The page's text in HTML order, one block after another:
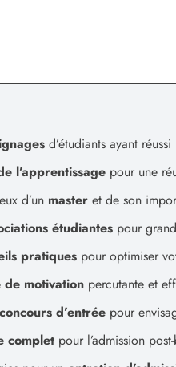
d’étudiants ayant
l’apprentissage pour une
d’un master et de son
étudiantes pour
pratiques pour optimiser
de motivation percutante et
concours d’entrée pour
complet pour l’admission